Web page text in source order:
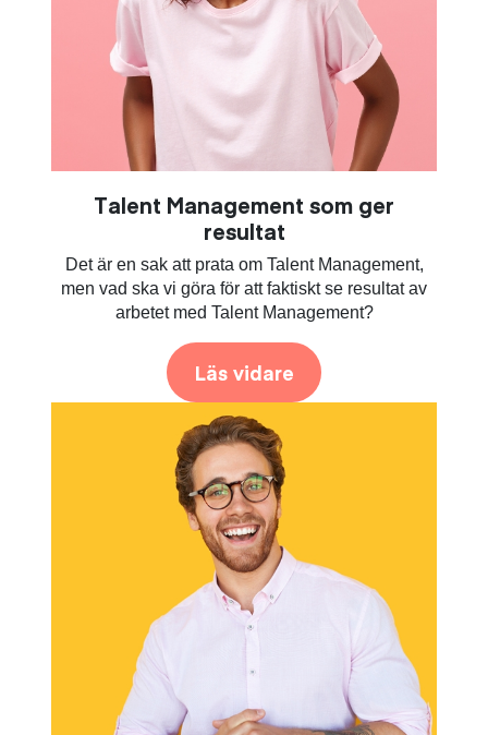
Talent Management som ger
resultat
Det är en sak att prata om Talent Management,
men vad ska vi göra för att faktiskt se resultat av
arbetet med Talent Management?
Läs vidare